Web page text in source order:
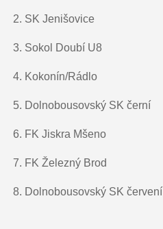
2. SK Jenišovice
3. Sokol Doubí U8
4. Kokonín/Rádlo
5. Dolnobousovský SK černí
6. FK Jiskra Mšeno
7. FK Železný Brod
8. Dolnobousovský SK červení